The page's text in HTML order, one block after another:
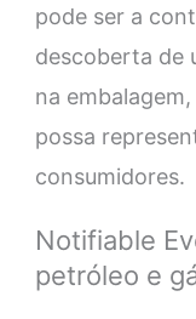
pode ser a
descoberta de
na
possa
consumidores.
Notifiable
petróleo e